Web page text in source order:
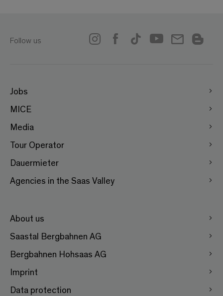
Follow us
Jobs
MICE
Media
Tour Operator
Dauermieter
Agencies in the Saas Valley
About us
Saastal Bergbahnen AG
Bergbahnen Hohsaas AG
Imprint
Data protection